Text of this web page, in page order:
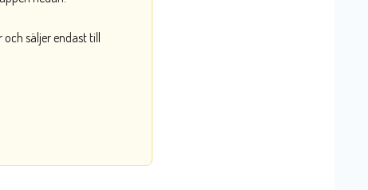
säljer endast till